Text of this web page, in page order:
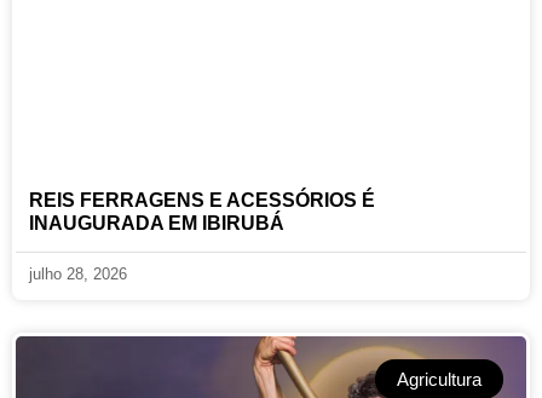
REIS FERRAGENS E ACESSÓRIOS É
INAUGURADA EM IBIRUBÁ
julho 28, 2026
Agricultura